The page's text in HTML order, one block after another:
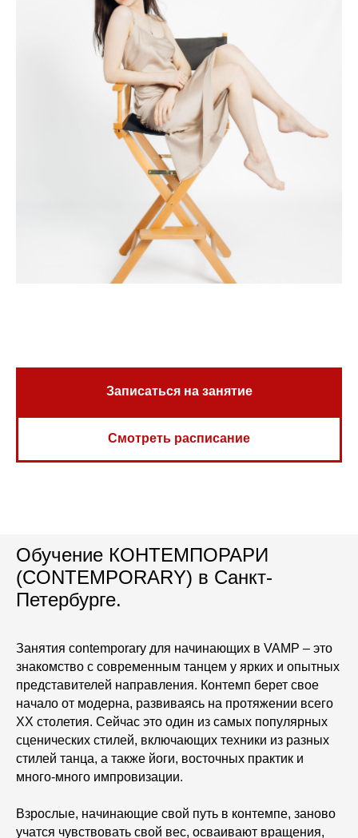
Записаться на занятие
Смотреть расписание
Обучение КОНТЕМПОРАРИ
(CONTEMPORARY) в Санкт-
Петербурге.
Занятия contemporary для начинающих в VAMP – это
знакомство с современным танцем у ярких и опытных
представителей направления. Контемп берет свое
начало от модерна, развиваясь на протяжении всего
XX столетия. Сейчас это один из самых популярных
сценических стилей, включающих техники из разных
стилей танца, а также йоги, восточных практик и
много-много импровизации.
Взрослые, начинающие свой путь в контемпе, заново
учатся чувствовать свой вес, осваивают вращения,